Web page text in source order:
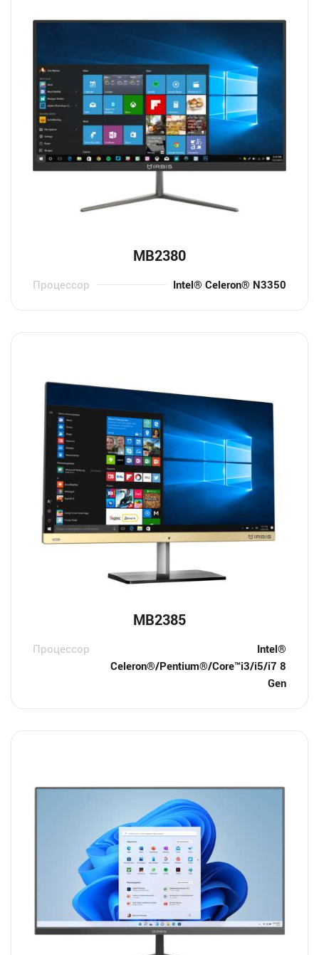
MB2380
Процессор Intel® Celeron® N3350
MB2385
Процессор
Intel®
Celeron®/Pentium®/Core™i3/i5/i7 8
Gen